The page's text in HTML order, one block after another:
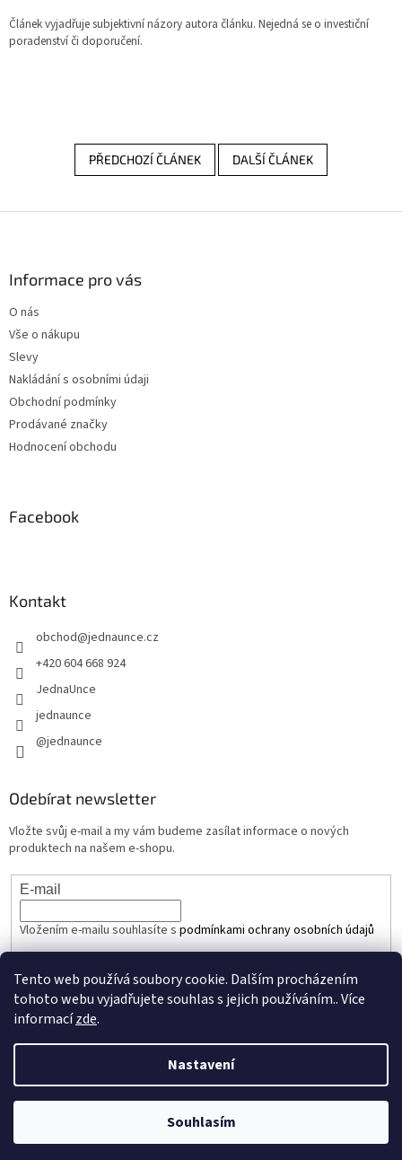
Tento web používá soubory cookie. Dalším procházením
tohoto webu vyjadřujete souhlas s jejich používáním.. Více
informacízde.
Nastavení
Souhlasím
Článek vyjadřuje subjektivní názory autora článku. Nejedná se o investiční
poradenství či doporučení.
PŘEDCHOZÍ ČLÁNEK DALŠÍ ČLÁNEK
Informace pro vás
O nás
Vše o nákupu
Slevy
Nakládání s osobními údaji
Obchodní podmínky
Prodávané značky
Hodnocení obchodu
Facebook
Kontakt
obchod@jednaunce.cz
+420 604 668 924
JednaUnce
jednaunce
@jednaunce
Odebírat newsletter
Vložte svůj e-mail a my vám budeme zasílat informace o nových
produktech na našem e-shopu.
E-mail
Vložením e-mailu souhlasíte s podmínkami ochrany osobních údajů
PŘIHLÁSIT SE
Copyright 2026JEDNAUNCE.cz. Všechna práva vyhrazena.Upravit
nastavení cookies